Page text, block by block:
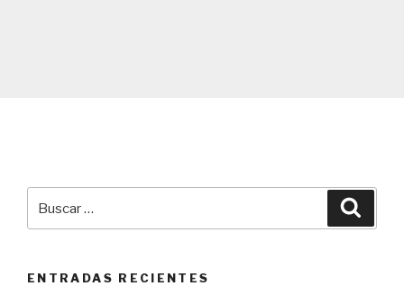
ENTRADAS RECIENTES